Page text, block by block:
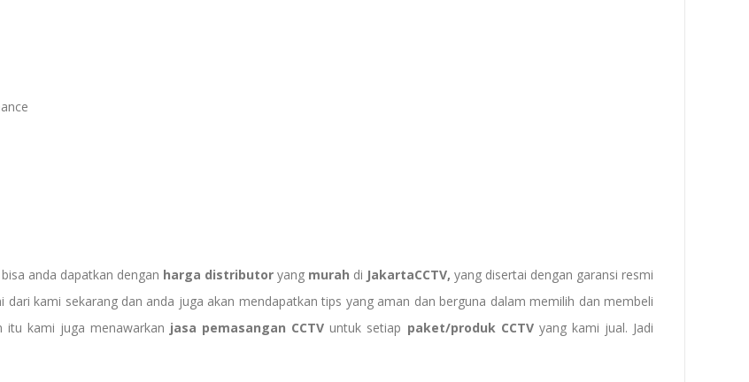
anda dapatkan dengan harga distributor yang murah di JakartaCCTV, yang disertai dengan garansi resmi
dari kami sekarang dan anda juga akan mendapatkan tips yang aman dan berguna dalam memilih dan membeli
itu kami juga menawarkan jasa pemasangan CCTV untuk setiap paket/produk CCTVyang kami jual. Jadi